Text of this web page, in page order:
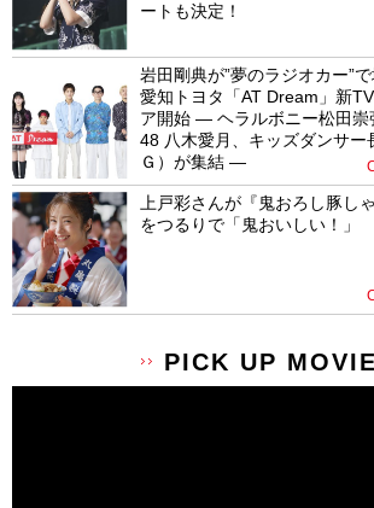
ートも決定！
岩田剛典が”夢のラジオカー”
愛知トヨタ「AT Dream」新
ア開始 ― ヘラルボニー松田崇
48 八木愛月、キッズダンサー
Ｇ）が集結 ―
上戸彩さんが『鬼おろし豚し
をつるりで「鬼おいしい！」
PICK UP MOVIE